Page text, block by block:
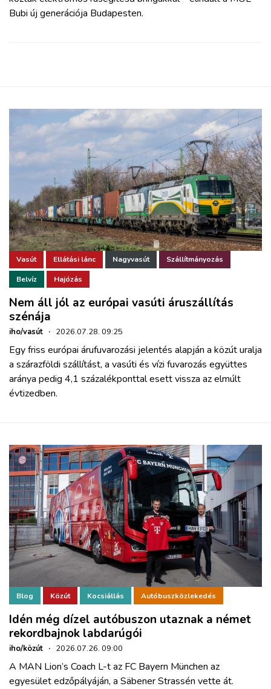
Bubi új generációja Budapesten.
Vasút Ellátási lánc Nagyvasút Szállítmányozás
Belvíz Hajózás
Nem áll jól az európai vasúti áruszállítás
szénája
iho/vasút · 2026.07.28. 09:25
Egy friss európai árufuvarozási jelentés alapján a közút uralja
a szárazföldi szállítást, a vasúti és vízi fuvarozás együttes
aránya pedig 4,1 százalékponttal esett vissza az elmúlt
évtizedben.
Blog Közút Kocsiállás Autóbuszközlekedés
Idén még dízel autóbuszon utaznak a német
rekordbajnok labdarúgói
iho/közút · 2026.07.26. 09:00
A MAN Lion’s Coach L-t az FC Bayern München az
egyesület edzőpályáján, a Säbener Strassén vette át.